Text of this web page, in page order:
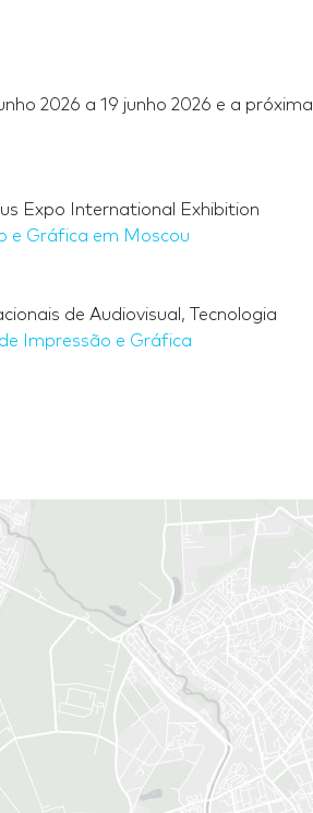
2026 a 19 junho 2026 e a próxima
Expo International Exhibition
e Gráfica em Moscou
de Audiovisual, Tecnologia
Impressão e Gráfica